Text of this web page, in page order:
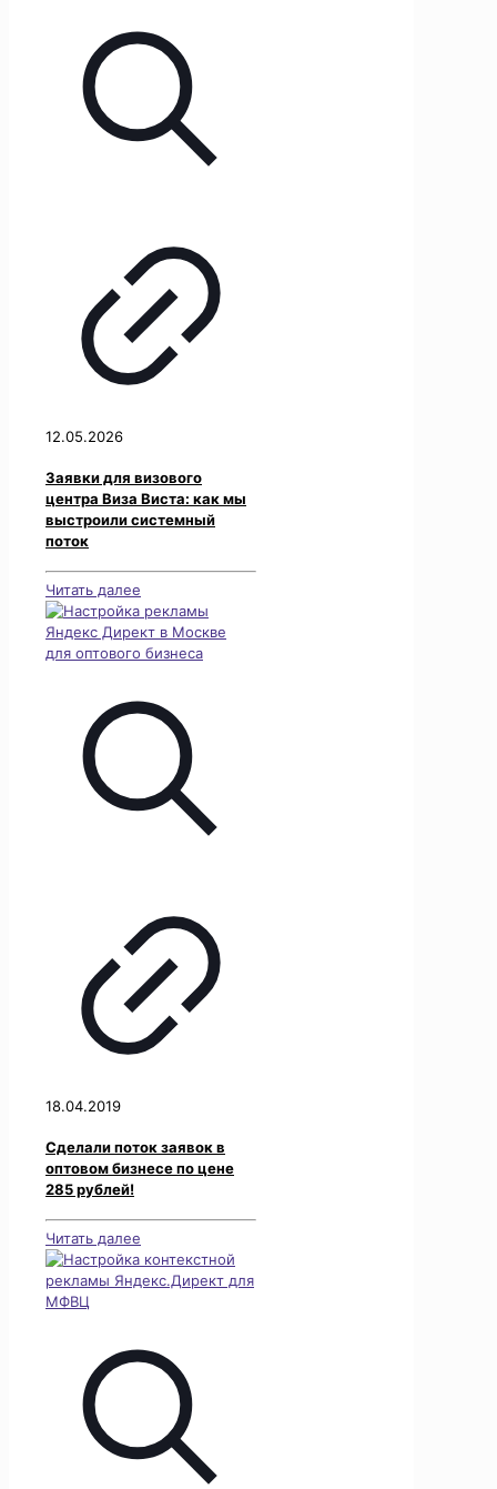
12.05.2026
Заявки для визового
центра Виза Виста: как мы
выстроили системный
поток
Читать далее
18.04.2019
Сделали поток заявок в
оптовом бизнесе по цене
285 рублей!
Читать далее